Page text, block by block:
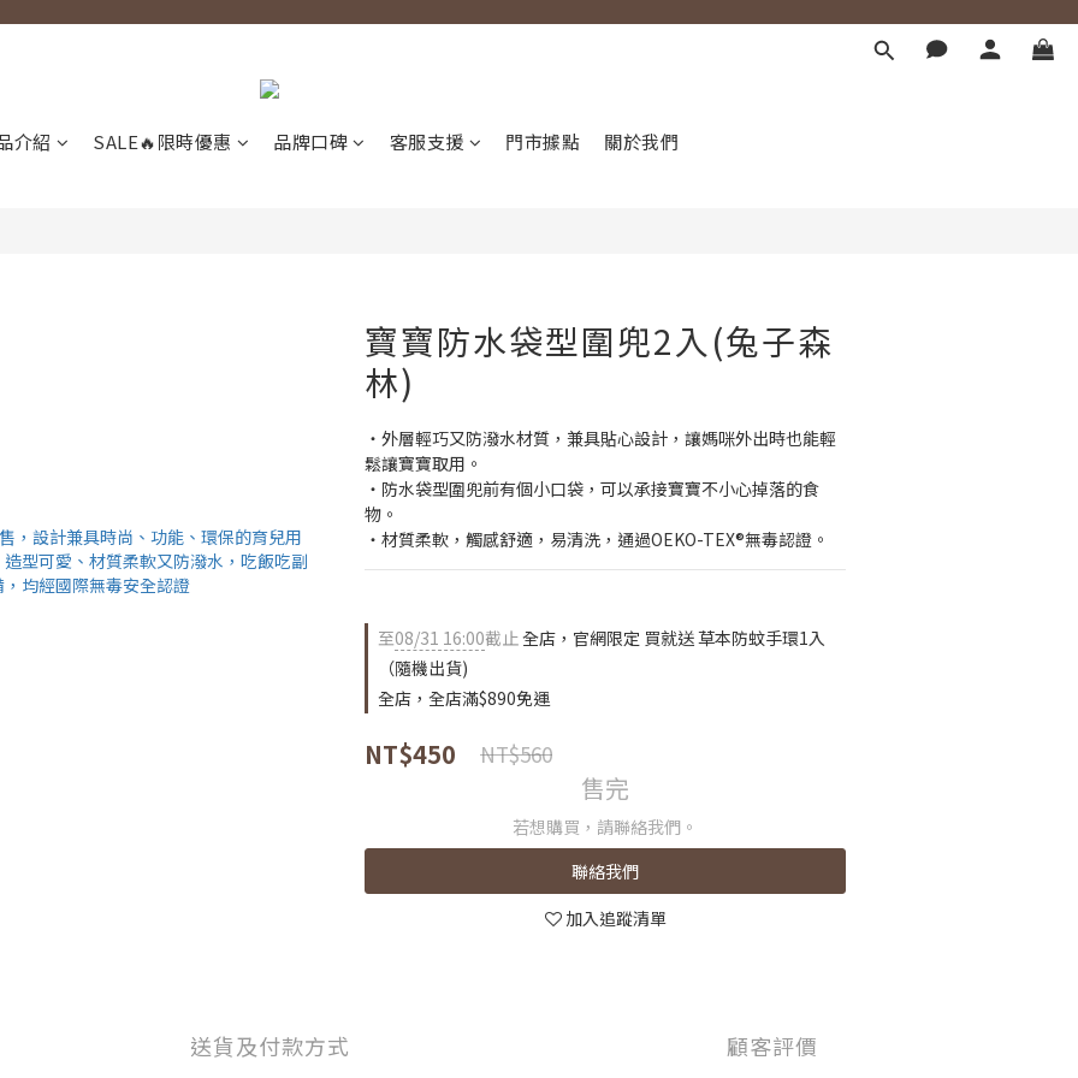
介紹 SALE🔥限時優惠 品牌口碑 客服支援 門市據點 關於我們
寶寶防水袋型圍兜2入(兔子森
林)
‧外層輕巧又防潑水材質，兼具貼心設計，讓媽咪外出時也能輕
鬆讓寶寶取用。
‧防水袋型圍兜前有個小口袋，可以承接寶寶不小心掉落的食
物。
‧材質柔軟，觸感舒適，易清洗，通過OEKO-TEX®無毒認證。
至08/31 16:00截止全店，官網限定 買就送 草本防蚊手環1入
（隨機出貨)
全店，全店滿$890免運
NT$450 NT$560
售完
若想購買，請聯絡我們。
聯絡我們
加入追蹤清單
送貨及付款方式 顧客評價